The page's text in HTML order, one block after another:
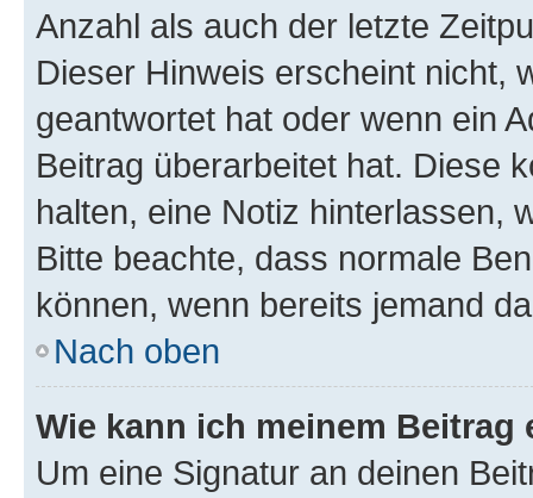
Anzahl als auch der letzte
Dieser Hinweis erscheint nicht,
geantwortet hat oder wenn ein
Beitrag überarbeitet hat. Diese
halten, eine Notiz hinterlassen,
Bitte beachte, dass normale
können, wenn bereits jemand
Nach oben
Wie kann ich meinem
Um eine Signatur an deinen